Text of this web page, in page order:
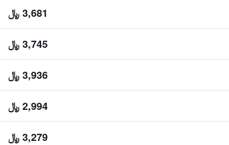
3,681 ﷼
3,745 ﷼
3,936 ﷼
2,994 ﷼
3,279 ﷼